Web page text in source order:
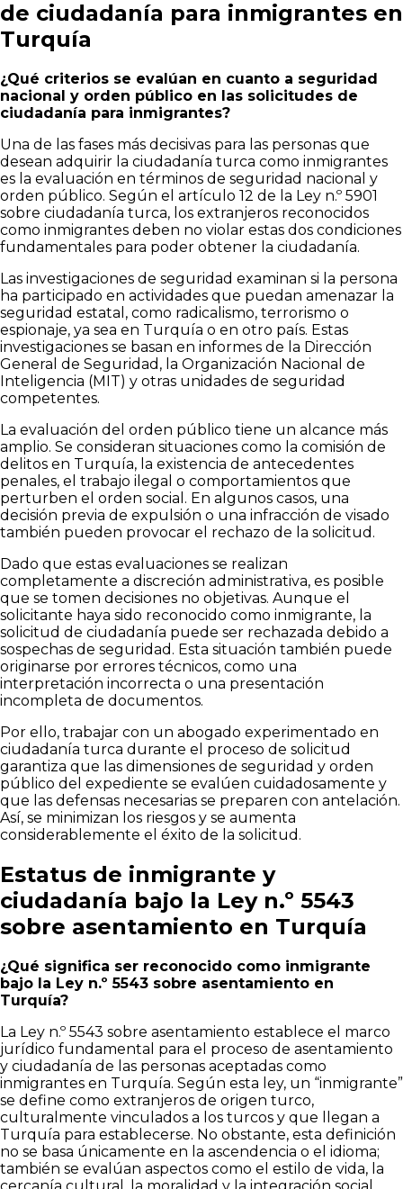
de ciudadanía para inmigrantes en
Turquía
¿Qué criterios se evalúan en cuanto a seguridad
nacional y orden público en las solicitudes de
ciudadanía para inmigrantes?
Una de las fases más decisivas para las personas que
desean adquirir la ciudadanía turca como inmigrantes
es la evaluación en términos de seguridad nacional y
orden público. Según el artículo 12 de la Ley n.º 5901
sobre ciudadanía turca, los extranjeros reconocidos
como inmigrantes deben no violar estas dos condiciones
fundamentales para poder obtener la ciudadanía.
Las investigaciones de seguridad examinan si la persona
ha participado en actividades que puedan amenazar la
seguridad estatal, como radicalismo, terrorismo o
espionaje, ya sea en Turquía o en otro país. Estas
investigaciones se basan en informes de la Dirección
General de Seguridad, la Organización Nacional de
Inteligencia (MIT) y otras unidades de seguridad
competentes.
La evaluación del orden público tiene un alcance más
amplio. Se consideran situaciones como la comisión de
delitos en Turquía, la existencia de antecedentes
penales, el trabajo ilegal o comportamientos que
perturben el orden social. En algunos casos, una
decisión previa de expulsión o una infracción de visado
también pueden provocar el rechazo de la solicitud.
Dado que estas evaluaciones se realizan
completamente a discreción administrativa, es posible
que se tomen decisiones no objetivas. Aunque el
solicitante haya sido reconocido como inmigrante, la
solicitud de ciudadanía puede ser rechazada debido a
sospechas de seguridad. Esta situación también puede
originarse por errores técnicos, como una
interpretación incorrecta o una presentación
incompleta de documentos.
Por ello, trabajar con un abogado experimentado en
ciudadanía turca durante el proceso de solicitud
garantiza que las dimensiones de seguridad y orden
público del expediente se evalúen cuidadosamente y
que las defensas necesarias se preparen con antelación.
Así, se minimizan los riesgos y se aumenta
considerablemente el éxito de la solicitud.
Estatus de inmigrante y
ciudadanía bajo la Ley n.º 5543
sobre asentamiento en Turquía
¿Qué significa ser reconocido como inmigrante
bajo la Ley n.º 5543 sobre asentamiento en
Turquía?
La Ley n.º 5543 sobre asentamiento establece el marco
jurídico fundamental para el proceso de asentamiento
y ciudadanía de las personas aceptadas como
inmigrantes en Turquía. Según esta ley, un “inmigrante”
se define como extranjeros de origen turco,
culturalmente vinculados a los turcos y que llegan a
Turquía para establecerse. No obstante, esta definición
no se basa únicamente en la ascendencia o el idioma;
también se evalúan aspectos como el estilo de vida, la